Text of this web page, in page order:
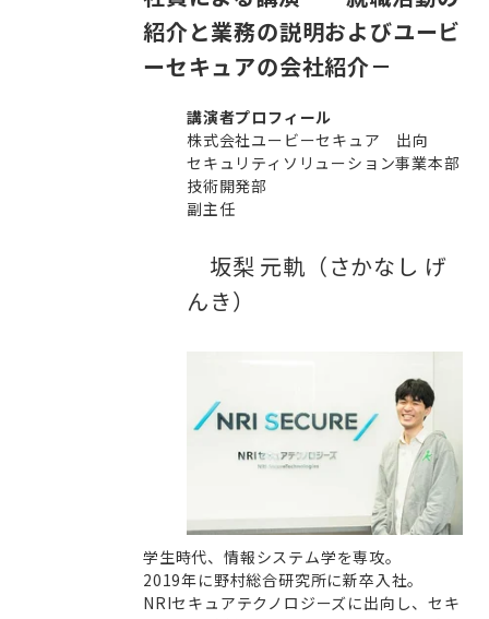
紹介と業務の説明およびユービ
ーセキュアの会社紹介－
講演者プロフィール
株式会社ユービーセキュア 出向
セキュリティソリューション事業本部
技術開発部
副主任
坂梨 元軌（さかなし げ
んき）
学生時代、情報システム学を専攻。
2019年に野村総合研究所に新卒入社。
NRIセキュアテクノロジーズに出向し、セキ